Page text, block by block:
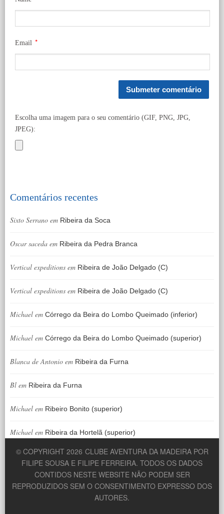
Email *
Escolha uma imagem para o seu comentário (GIF, PNG, JPG,
JPEG):
Comentários recentes
Sixto Serrano em Ribeira da Soca
Oscar saceda em Ribeira da Pedra Branca
Vertical expeditions em Ribeira de João Delgado (C)
Vertical expeditions em Ribeira de João Delgado (C)
Michael em Córrego da Beira do Lombo Queimado (inferior)
Michael em Córrego da Beira do Lombo Queimado (superior)
Blanca de Antonio em Ribeira da Furna
Bl em Ribeira da Furna
Michael em Ribeiro Bonito (superior)
Michael em Ribeira da Hortelã (superior)
© COPYRIGHT 2026 CLUBE AVENTURA DA MADEIRA POR
FILIPE SOUSA E FILIPE FERREIRA. TODOS OS DADOS
CONTIDOS NESTE WEBSITE NÃO PODEM SER
REPRODUZIDOS SEM O CONSENTIMENTO EXPRESSO DOS
AUTORES.